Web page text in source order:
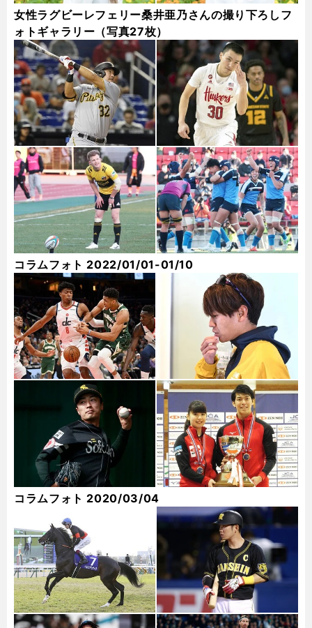
女性ラグビーレフェリー桑井亜乃さんの撮り下ろしフ
ォトギャラリー（写真27枚）
コラムフォト 2022/01/01-01/10
コラムフォト 2020/03/04